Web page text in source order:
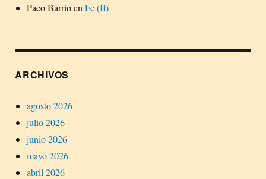
Paco Barrioen Fe (II)
ARCHIVOS
agosto 2026
julio 2026
junio 2026
mayo 2026
abril 2026